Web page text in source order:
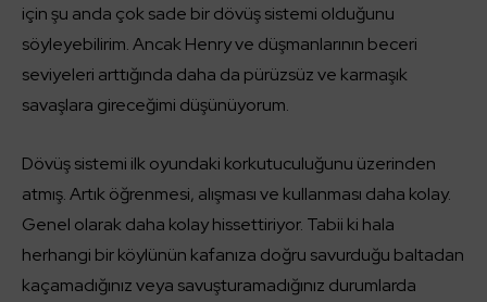
için şu anda çok sade bir dövüş sistemi olduğunu
söyleyebilirim. Ancak Henry ve düşmanlarının beceri
seviyeleri arttığında daha da pürüzsüz ve karmaşık
savaşlara gireceğimi düşünüyorum.
Dövüş sistemi ilk oyundaki korkutuculuğunu üzerinden
atmış. Artık öğrenmesi, alışması ve kullanması daha kolay.
Genel olarak daha kolay hissettiriyor. Tabii ki hala
herhangi bir köylünün kafanıza doğru savurduğu baltadan
kaçamadığınız veya savuşturamadığınız durumlarda